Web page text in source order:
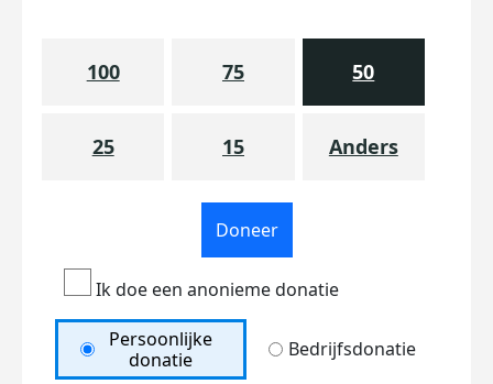
100 75 50
25 15 Anders
Doneer
Ik doe een anonieme donatie
Persoonlijke
donatie
Bedrijfsdonatie